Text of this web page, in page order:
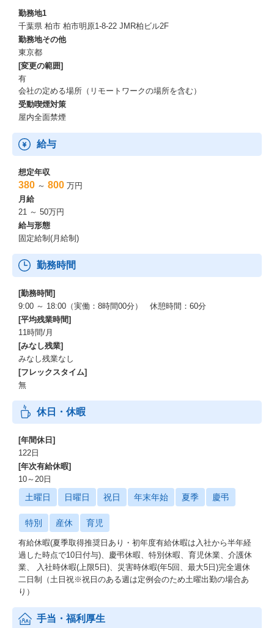
そのため、テクノプロ・IT社では、ソリューションビジネスなど
新たな事業展開にも力を入れはじめています。
https://news.mynavi.jp/techplus/kikaku/20230614-2696748/
勤務地1
千葉県 柏市 柏市明原1-8-22 JMR柏ビル2F
勤務地その他
東京都
[変更の範囲]
有
会社の定める場所（リモートワークの場所を含む）
受動喫煙対策
屋内全面禁煙
給与
想定年収
380 ～ 800 万円
月給
21 ～ 50万円
給与形態
固定給制(月給制)
勤務時間
[勤務時間]
9:00 ～ 18:00（実働：8時間00分） 休憩時間：60分
[平均残業時間]
11時間/月
[みなし残業]
みなし残業なし
[フレックスタイム]
無
休日・休暇
[年間休日]
122日
[年次有給休暇]
10～20日
土曜日 日曜日 祝日 年末年始 夏季 慶弔
特別 産休 育児
有給休暇(夏季取得推奨日あり・初年度有給休暇は入社から半年経
過した時点で10日付与)、慶弔休暇、特別休暇、育児休業、介護休
業、 入社時休暇(上限5日)、災害時休暇(年5回、最大5日)完全週休
二日制（土日祝※祝日のある週は定例会のため土曜出勤の場合あ
り）
手当・福利厚生